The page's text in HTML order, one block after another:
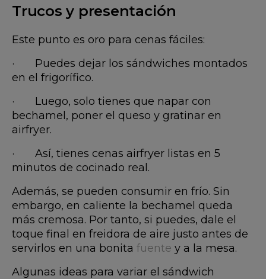
Trucos y presentación
Este punto es oro para cenas fáciles:
· Puedes dejar los sándwiches montados
en el frigorífico.
· Luego, solo tienes que napar con
bechamel, poner el queso y gratinar en
airfryer.
· Así, tienes cenas airfryer listas en 5
minutos de cocinado real.
Además, se pueden consumir en frío. Sin
embargo, en caliente la bechamel queda
más cremosa. Por tanto, si puedes, dale el
toque final en freidora de aire justo antes de
servirlos en una bonita fuente y a la mesa.
Algunas ideas para variar el sándwich